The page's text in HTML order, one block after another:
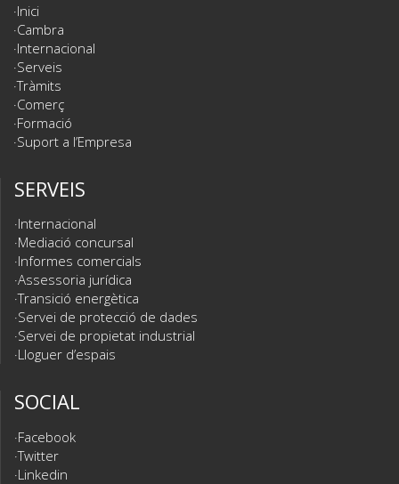
Inici
Cambra
Internacional
Serveis
Tràmits
Comerç
Formació
Suport a l’Empresa
SERVEIS
Internacional
Mediació concursal
Informes comercials
Assessoria jurídica
Transició energètica
Servei de protecció de dades
Servei de propietat industrial
Lloguer d’espais
SOCIAL
Facebook
Twitter
Linkedin